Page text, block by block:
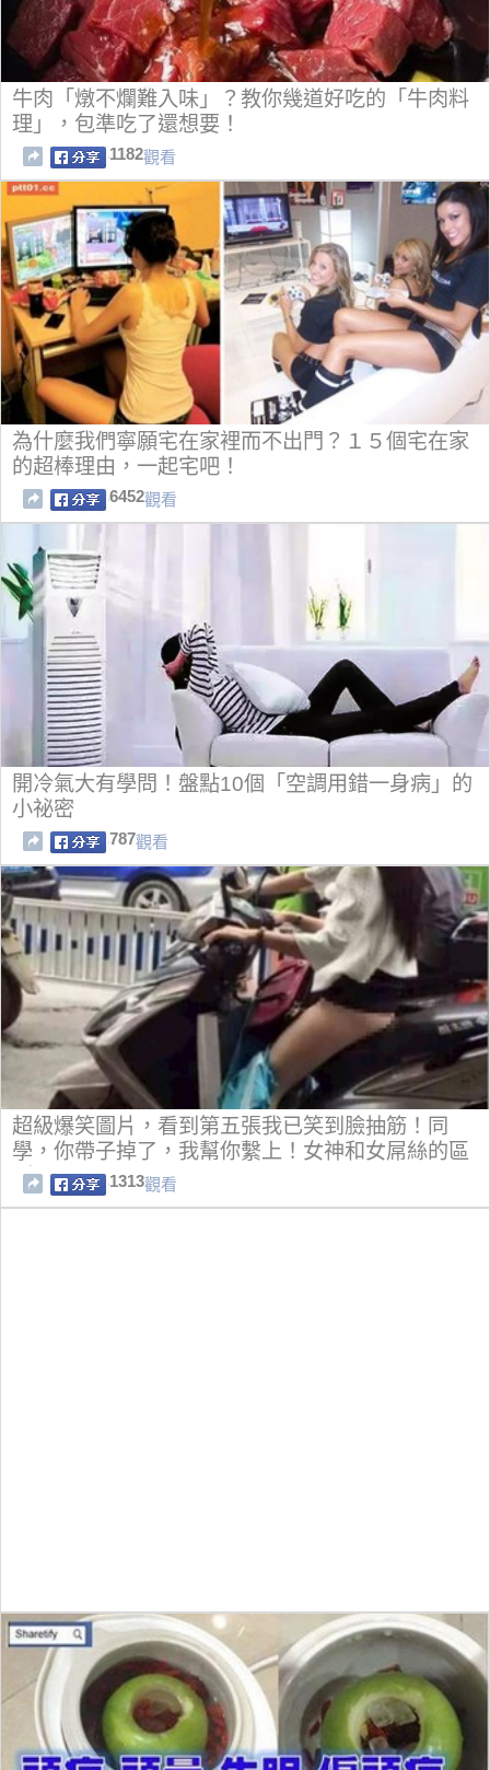
牛肉「燉不爛難入味」？教你幾道好吃的「牛肉料
理」，包準吃了還想要！
1182觀看
為什麼我們寧願宅在家裡而不出門？１５個宅在家
的超棒理由，一起宅吧！
6452觀看
開冷氣大有學問！盤點10個「空調用錯一身病」的
小祕密
787觀看
超級爆笑圖片，看到第五張我已笑到臉抽筋！同
學，你帶子掉了，我幫你繫上！女神和女屌絲的區
別！
1313觀看